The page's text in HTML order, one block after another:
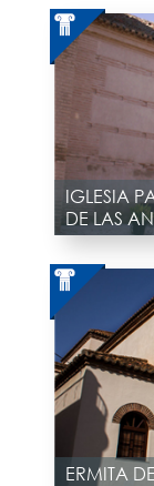
IGLESIA
DE LAS
ERMITA